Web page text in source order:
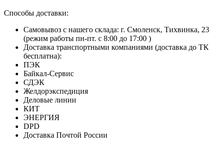
Способы доставки:
Самовывоз с нашего склада: г. Смоленск, Тихвинка, 23
(режим работы пн-пт. с 8:00 до 17:00 )
Доставка транспортными компаниями (доставка до ТК
бесплатна):
ПЭК
Байкал-Сервис
СДЭК
Желдорэкспедиция
Деловые линии
КИТ
ЭНЕРГИЯ
DPD
Доставка Почтой России